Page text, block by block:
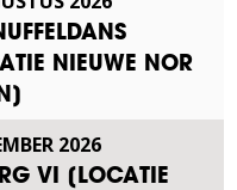
NIEUWE NOR
2026
VI [LOCATIE